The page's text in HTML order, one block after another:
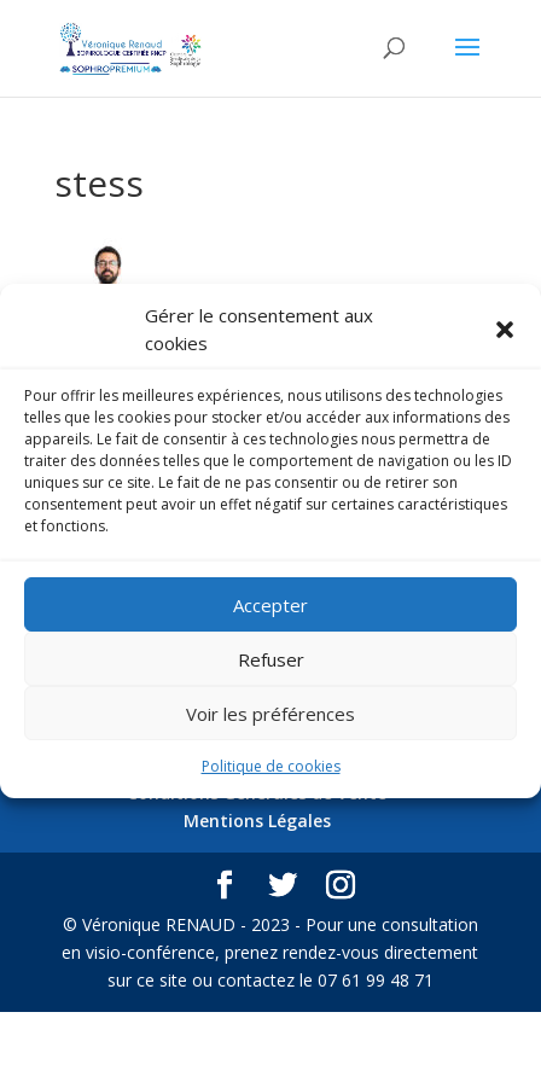
Gérer le consentement aux
cookies
Pour offrir les meilleures expériences, nous utilisons des technologies
telles que les cookies pour stocker et/ou accéder aux informations des
appareils. Le fait de consentir à ces technologies nous permettra de
traiter des données telles que le comportement de navigation ou les ID
uniques sur ce site. Le fait de ne pas consentir ou de retirer son
consentement peut avoir un effet négatif sur certaines caractéristiques
et fonctions.
Accepter
Refuser
Voir les préférences
Politique de cookies
stess
Politique de cookies (UE)
Conditions Générales de Vente
Mentions Légales
© Véronique RENAUD - 2023 - Pour une consultation
en visio-conférence, prenez rendez-vous directement
sur ce site ou contactez le 07 61 99 48 71